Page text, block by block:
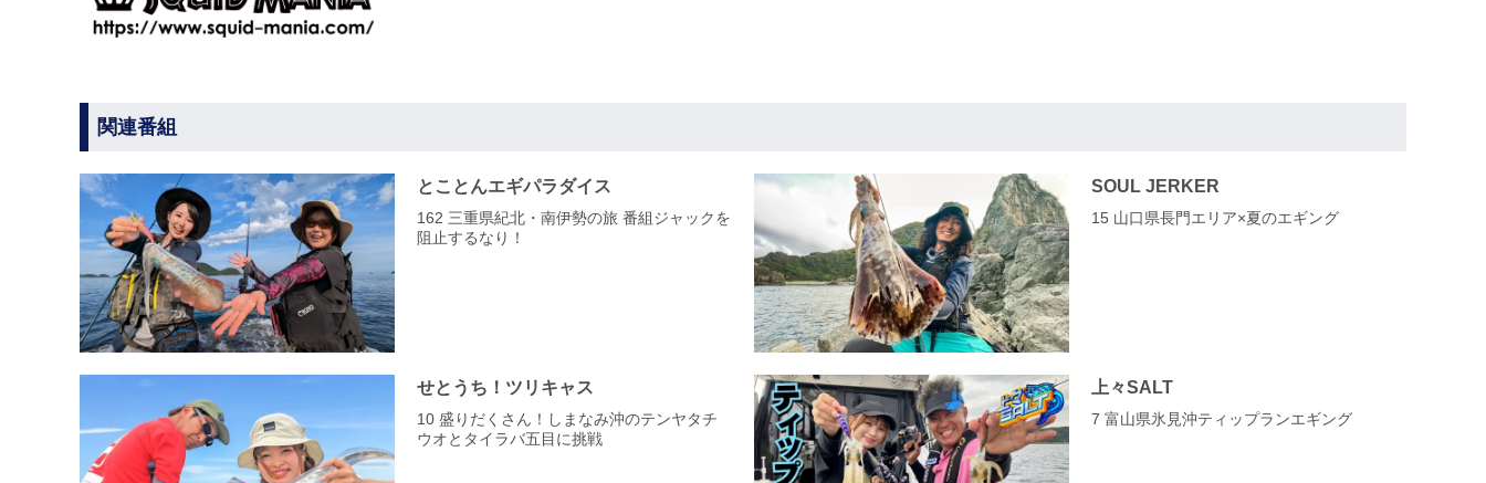
関連番組
とことんエギパラダイス
162 三重県紀北・南伊勢の旅 番組ジャックを
阻止するなり！
SOUL JERKER
15 山口県長門エリア×夏のエギング
せとうち！ツリキャス
10 盛りだくさん！しまなみ沖のテンヤタチ
ウオとタイラバ五目に挑戦
上々SALT
7 富山県氷見沖ティップランエギング